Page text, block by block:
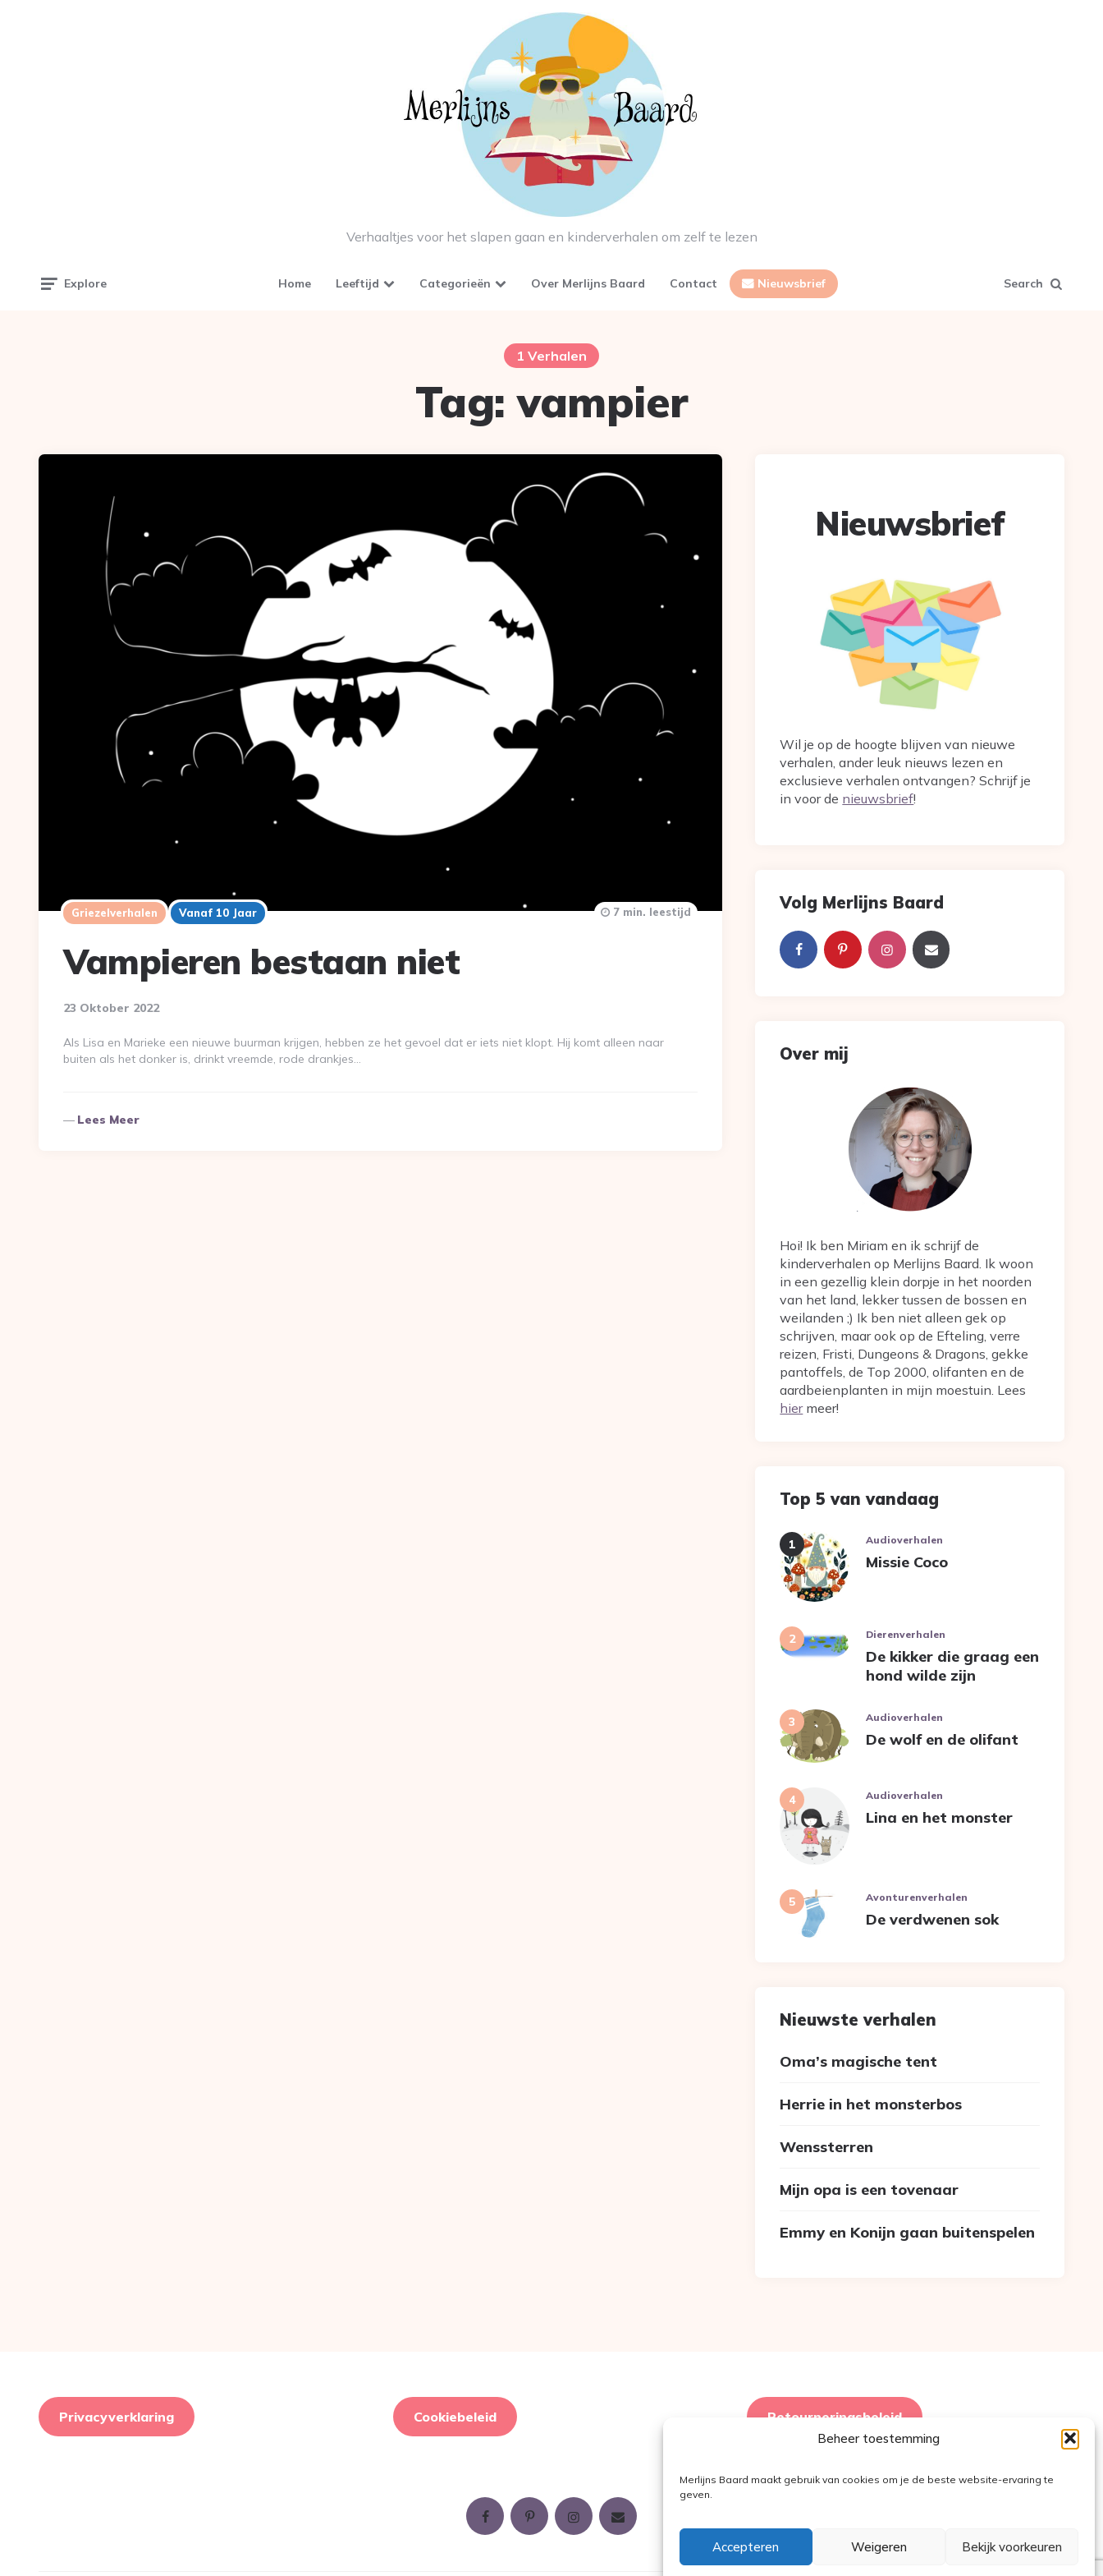
Beheer toestemming
Merlijns Baard maakt gebruik van cookies om je de beste website-ervaring te
geven.
Accepteren Weigeren Bekijk voorkeuren
Verhaaltjes voor het slapen gaan en kinderverhalen om zelf te lezen
Explore Home Leeftijd Categorieën Over Merlijns Baard Contact Nieuwsbrief Search
1 Verhalen
Tag:vampier
Griezelverhalen Vanaf 10 Jaar
Vampieren bestaan niet
23 Oktober 2022
7 min. leestijd
Als Lisa en Marieke een nieuwe buurman krijgen, hebben ze het gevoel dat er iets niet klopt. Hij komt alleen naar
buiten als het donker is, drinkt vreemde, rode drankjes…
Lees Meer
Nieuwsbrief
Wil je op de hoogte blijven van nieuwe
verhalen, ander leuk nieuws lezen en
exclusieve verhalen ontvangen? Schrijf je
in voor de nieuwsbrief!
Volg Merlijns Baard
Over mij
Hoi! Ik ben Miriam en ik schrijf de
kinderverhalen op Merlijns Baard. Ik woon
in een gezellig klein dorpje in het noorden
van het land, lekker tussen de bossen en
weilanden ;) Ik ben niet alleen gek op
schrijven, maar ook op de Efteling, verre
reizen, Fristi, Dungeons & Dragons, gekke
pantoffels, de Top 2000, olifanten en de
aardbeienplanten in mijn moestuin. Lees
hiermeer!
Top 5 van vandaag
Audioverhalen
Missie Coco
Dierenverhalen
De kikker die graag een
hond wilde zijn
Audioverhalen
De wolf en de olifant
Audioverhalen
Lina en het monster
Avonturenverhalen
De verdwenen sok
Nieuwste verhalen
Oma’s magische tent
Herrie in het monsterbos
Wenssterren
Mijn opa is een tovenaar
Emmy en Konijn gaan buitenspelen
Privacyverklaring Cookiebeleid Retourneringsbeleid